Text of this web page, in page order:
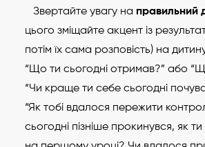
Звертайте увагу на правильний
цього зміщайте акцент із
потім їх сама розповість) на
“Що ти сьогодні отримав?” або
“Чи краще ти себе сьогодні
“Як тобі вдалося пережити
сьогодні пізніше прокинувся, як